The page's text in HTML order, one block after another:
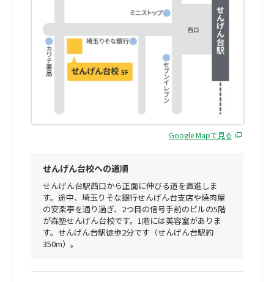
Google Mapで見る
せんげん台校への道順
せんげん台駅西口から正面に伸びる道を直進しま
す。途中、埼玉りそな銀行せんげん台支店や焼肉屋
の安楽亭を通り過ぎ、2つ目の信号手前のビルの5階
が森塾せんげん台校です。1階には美容室がありま
す。せんげん台駅徒歩2分です（せんげん台駅約
350m）。